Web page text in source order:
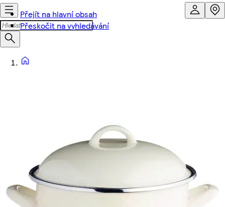
Přejít na hlavní obsah
Přeskočit na vyhledávání